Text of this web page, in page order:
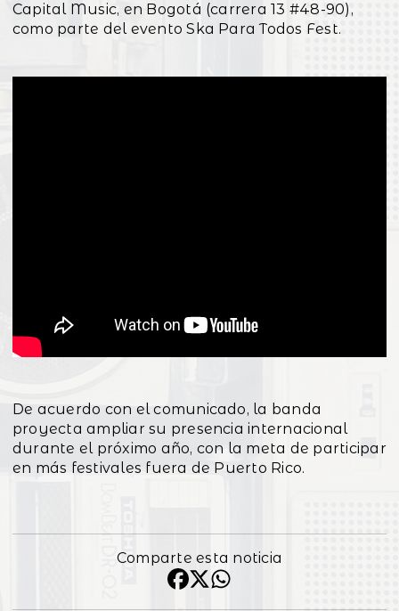
Capital Music, en Bogotá (carrera 13 #48-90),
como parte del evento Ska Para Todos Fest.
De acuerdo con el comunicado, la banda
proyecta ampliar su presencia internacional
durante el próximo año, con la meta de participar
en más festivales fuera de Puerto Rico.
Comparte esta noticia